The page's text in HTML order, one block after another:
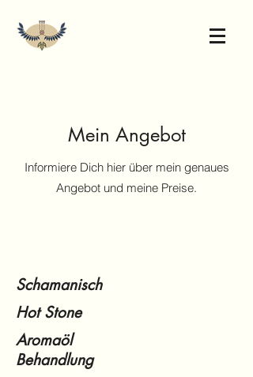
Mein Angebot
Informiere Dich hier über mein genaues
Angebot und meine Preise.
Schamanisch
Hot Stone
Aromaöl
Behandlung